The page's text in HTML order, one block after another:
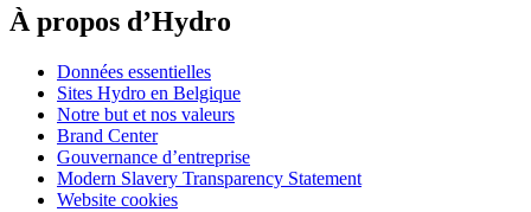
À propos d’Hydro
Données essentielles
Sites Hydro en Belgique
Notre but et nos valeurs
Brand Center
Gouvernance d’entreprise
Modern Slavery Transparency Statement
Website cookies